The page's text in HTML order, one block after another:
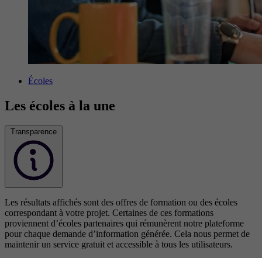
Écoles
Les écoles à la une
Transparence
Les résultats affichés sont des offres de formation ou des écoles
correspondant à votre projet. Certaines de ces formations
proviennent d’écoles partenaires qui rémunèrent notre plateforme
pour chaque demande d’information générée. Cela nous permet de
maintenir un service gratuit et accessible à tous les utilisateurs.